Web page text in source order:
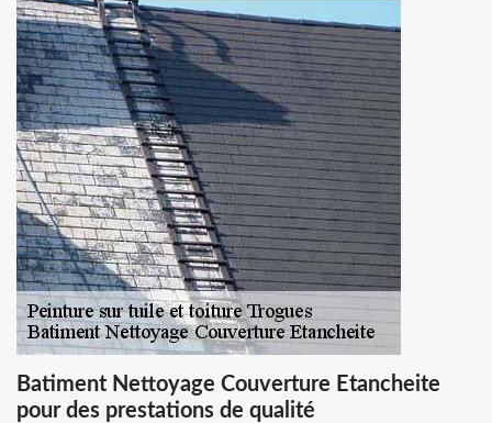
Batiment Nettoyage Couverture Etancheite
pour des prestations de qualité